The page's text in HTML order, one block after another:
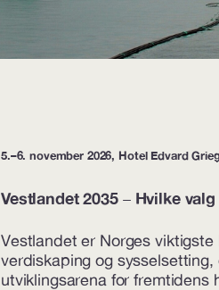
5.–6. november 2026, Hotel Edvard
Vestlandet 2035– Hvilke
Vestlandet er Norges
verdiskaping og
utviklingsarena for fremtidens